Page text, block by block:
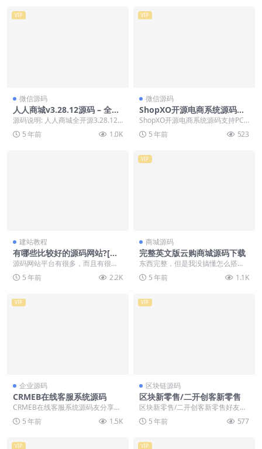
VIP
微信源码
人人商城v3.28.12源码 – 全开
源移动电商小程序
源码说明: 人人商城全开源3.28.12
+小程序前端 1.修复 商家端 微信支
付...5 年前 1.0K
VIP
微信源码
ShopXO开源电商系统源码支
持PC+H5支付宝小程序微信小
程序百度小程序头条&抖音小
程序QQ小程序APP等
ShopXO开源电商系统源码支持PC+
H5支付宝小程序微信小程序百度小
程序头条&...
5 年前 523
建站教程
有哪些比较好的源码网站?[站
长推荐]
源码网站平台有很多，而且有很多
充会员可以免费使用全网站的源
码，但是这种平台上基本...
5 年前 2.2K
VIP
商城源码
完整英文版云购商城源码下载
东西完整，但是我没搞懂怎么搭
建，你们可以自己去测试下。
5 年前 1.1K
VIP
企业源码
CRMEB在线客服系统源码
CRMEB在线客服系统源码友分享
的，说起CRMEB大家可能都没什么
印象，但是说起...
5 年前 1.5K
VIP
区块链源码
区块新零售/二开创客新零售
区块新零售/二开创客新零售好友分
享的，这是创客新零售的大二开版
本，增加了余额互转...
5 年前 577
VIP VIP